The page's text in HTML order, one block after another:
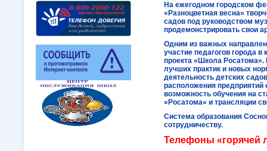
На ежегодном городском
«Разноцветная весна»
садов под руководством
продемонстрировать свои
Одним из важных
участие педагогов города
проекта «Школа Росатома».
лучших практик и новых
деятельность детских
расположения предприятий
возможность обучения на
«Росатома» и трансляции
Система образования
сотрудничеству.
Телефоны «горячей